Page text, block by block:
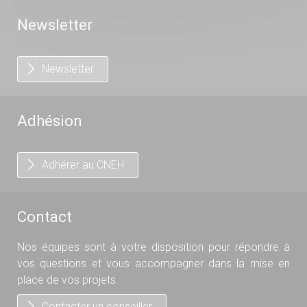
Newsletter
Newsletter
Adhésion
Adhérer au CNEH
Contact
Nos équipes sont à votre disposition pour répondre à
vos questions et vous accompagner dans la mise en
place de vos projets.